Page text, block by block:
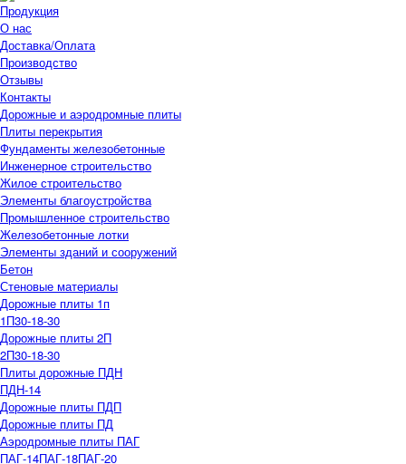
Продукция
О нас
Доставка/Оплата
Производство
Отзывы
Контакты
Дорожные и аэродромные плиты
Плиты перекрытия
Фундаменты железобетонные
Инженерное строительство
Жилое строительство
Элементы благоустройства
Промышленное строительство
Железобетонные лотки
Элементы зданий и сооружений
Бетон
Стеновые материалы
Дорожные плиты 1п
1П30-18-30
Дорожные плиты 2П
2П30-18-30
Плиты дорожные ПДН
ПДН-14
Дорожные плиты ПДП
Дорожные плиты ПД
Аэродромные плиты ПАГ
ПАГ-14ПАГ-18ПАГ-20